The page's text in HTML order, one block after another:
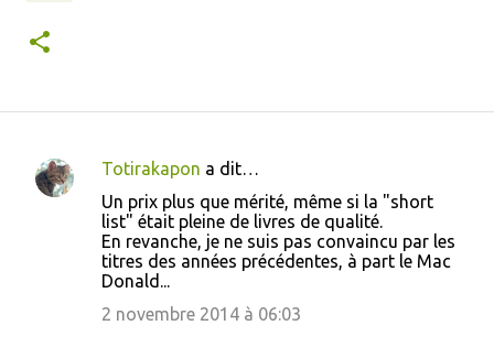
C
Totirakapon a dit…
Un prix plus que mérité, même si la "short
list" était pleine de livres de qualité.
En revanche, je ne suis pas convaincu par les
titres des années précédentes, à part le Mac
Donald...
2 novembre 2014 à 06:03